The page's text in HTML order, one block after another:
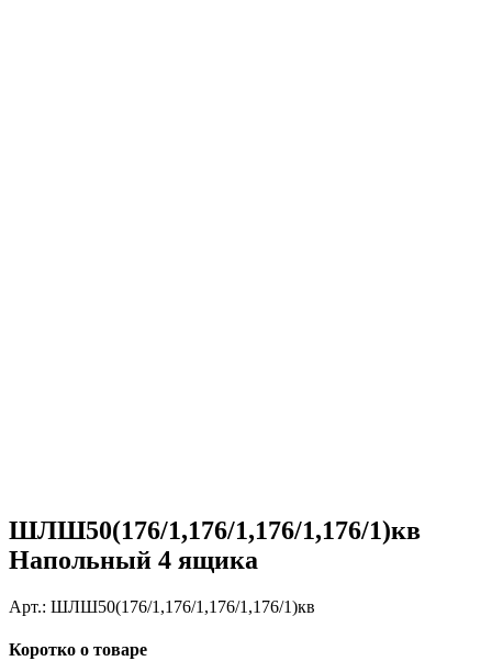
ШЛШ50(176/1,176/1,176/1,176/1)кв
Напольный 4 ящика
Арт.: ШЛШ50(176/1,176/1,176/1,176/1)кв
Коротко о товаре